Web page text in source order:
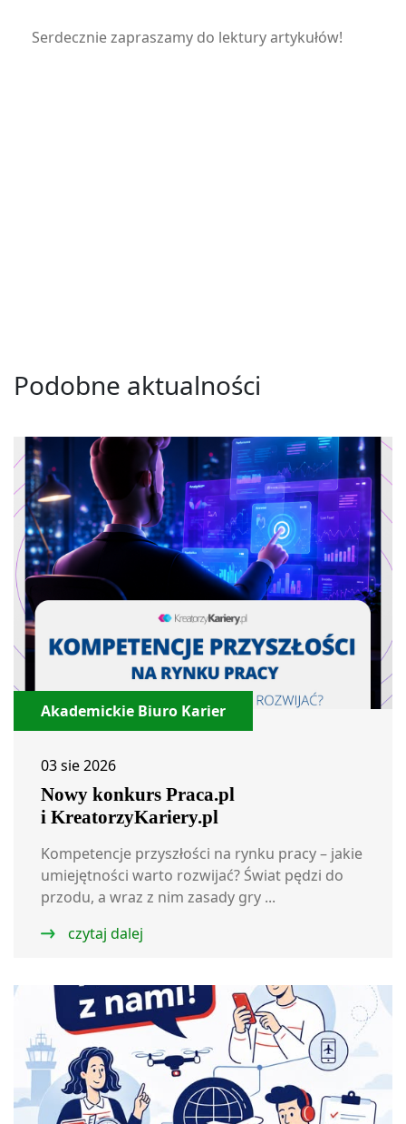
Serdecznie zapraszamy do lektury artykułów!
Podobne aktualności
Akademickie Biuro Karier
03 sie 2026
Nowy konkurs Praca.pl
i KreatorzyKariery.pl
Kompetencje przyszłości na rynku pracy – jakie
umiejętności warto rozwijać? Świat pędzi do
przodu, a wraz z nim zasady gry ...
czytaj dalej